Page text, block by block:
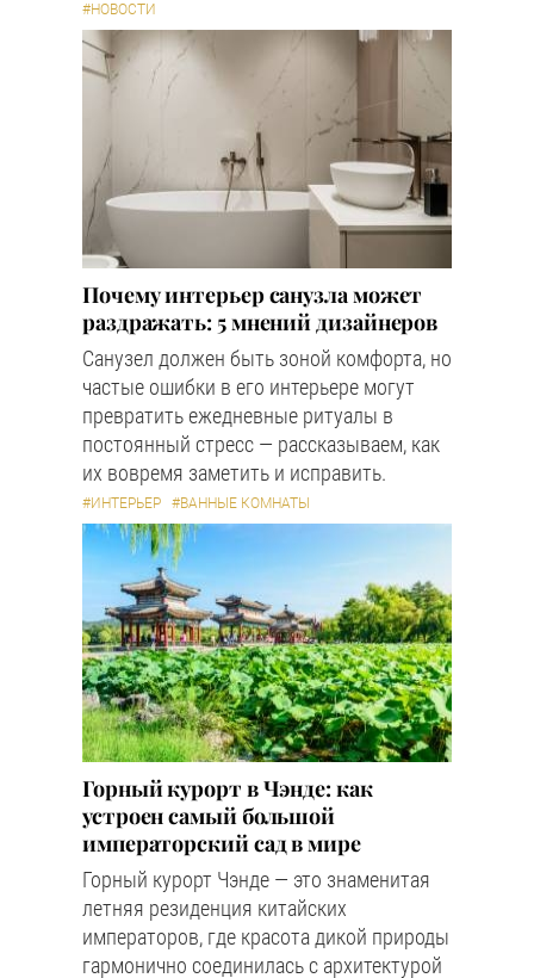
#НОВОСТИ
Почему интерьер санузла может
раздражать: 5 мнений дизайнеров
Санузел должен быть зоной комфорта, но
частые ошибки в его интерьере могут
превратить ежедневные ритуалы в
постоянный стресс — рассказываем, как
их вовремя заметить и исправить.
#ИНТЕРЬЕР #ВАННЫЕ КОМНАТЫ
Горный курорт в Чэнде: как
устроен самый большой
императорский сад в мире
Горный курорт Чэнде — это знаменитая
летняя резиденция китайских
императоров, где красота дикой природы
гармонично соединилась с архитектурой